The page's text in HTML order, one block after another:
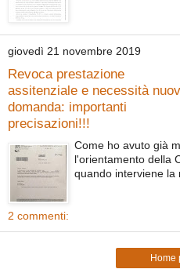
giovedì 21 novembre 2019
Revoca prestazione
assitenziale e necessità
domanda: importanti
precisazioni!!!
Come ho avuto già
l'orientamento della
quando interviene la
2 commenti:
Home